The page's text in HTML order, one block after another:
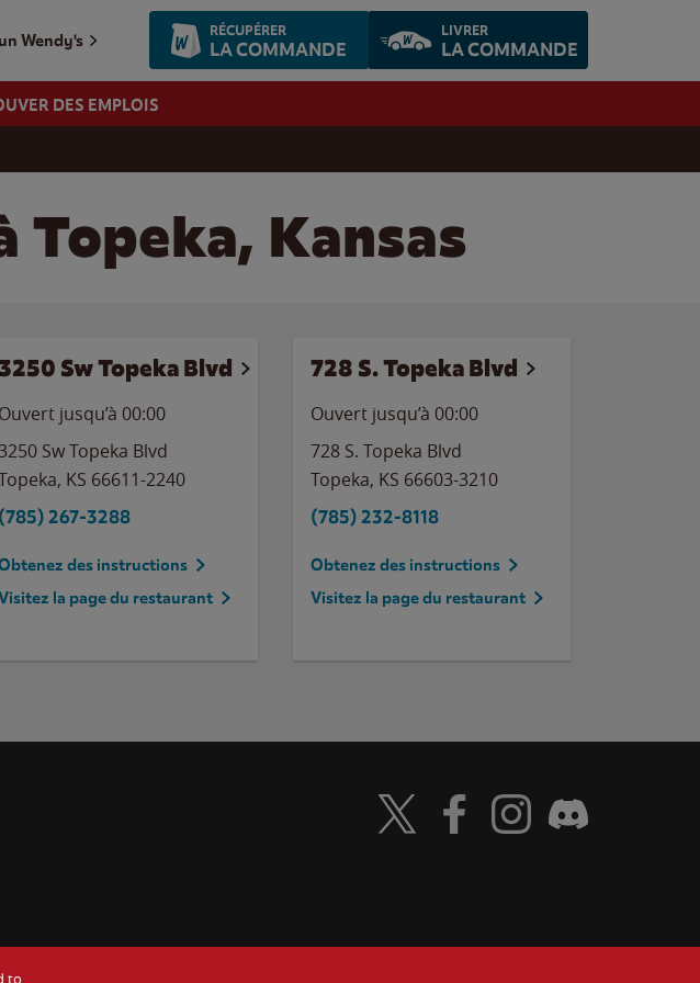
Wendy's RÉCUPÉRER
LA COMMANDE
LIVRER
LA COMMANDE
DES EMPLOIS
Topeka, Kansas
3250 Sw Topeka Blvd
Ouvert jusqu’à 00:00
Sw Topeka Blvd
, KS 66611-2240
(785) 267-3288
des instructions
la page du restaurant
728 S. Topeka Blvd
Ouvert jusqu’à 00:00
728 S. Topeka Blvd
Topeka, KS 66603-3210
(785) 232-8118
Obtenez des instructions
Visitez la page du restaurant
Visit Wendy's Twitter
Visit Wendy's Facebook
Visit Wendy'sVisit Wendy's
to